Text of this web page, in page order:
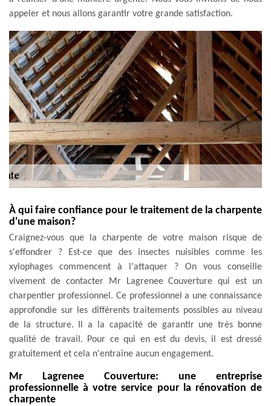
appeler et nous allons garantir votre grande satisfaction.
À qui faire confiance pour le traitement de la charpente
d'une maison?
Craignez-vous que la charpente de votre maison risque de
s'effondrer ? Est-ce que des insectes nuisibles comme les
xylophages commencent à l'attaquer ? On vous conseille
vivement de contacter Mr Lagrenee Couverture qui est un
charpentier professionnel. Ce professionnel a une connaissance
approfondie sur les différents traitements possibles au niveau
de la structure. Il a la capacité de garantir une très bonne
qualité de travail. Pour ce qui en est du devis, il est dressé
gratuitement et cela n'entraîne aucun engagement.
Mr Lagrenee Couverture: une entreprise
professionnelle à votre service pour la rénovation de
charpente